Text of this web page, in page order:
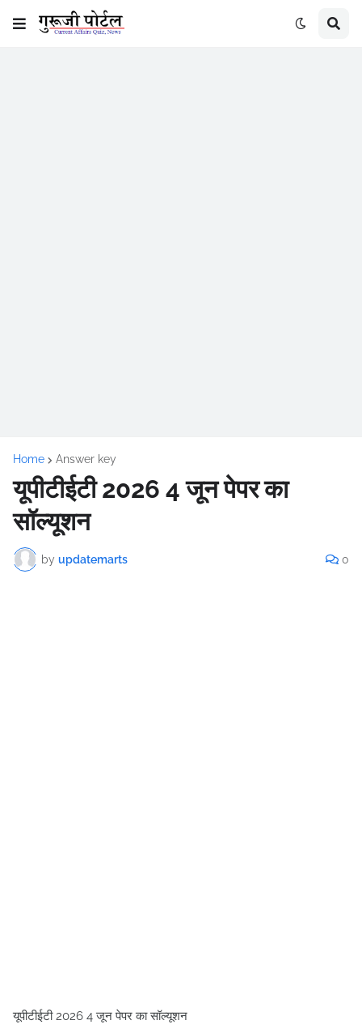
Home Answer key
यूपीटीईटी 2026 4 जून पेपर का
सॉल्यूशन
by updatemarts 0
यूपीटीईटी 2026 4 जून पेपर का सॉल्यूशन